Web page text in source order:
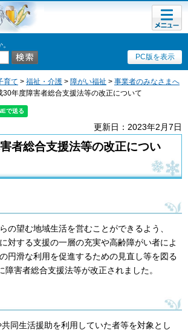
PC版を表示
メニュ
ー
育て > 福祉・介護 > 障がい福祉 > 事業者のみなさまへ
30年度障害者総合支援法等の改正について
更新日：2023年2月7日
者総合支援法等の改正につい
の望む地域生活を営むことができるよう、
対する支援の一層の充実や高齢障がい者によ
円滑な利用を促進するための見直し等を図る
障害者総合支援法等が改正されました。
同生活援助を利用していた者等を対象とし